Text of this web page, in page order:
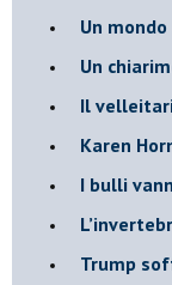
Un
​Un
Il
​Karen
​I bulli
Trump